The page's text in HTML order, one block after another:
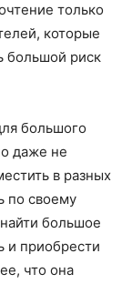
только
которые
большой риск
большого
даже не
в разных
по своему
большое
и приобрести
что она